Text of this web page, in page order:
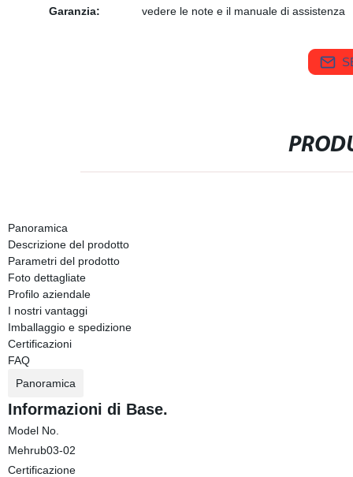
Garanzia:
vedere le note e il manuale di assistenza
Panoramica
Descrizione del prodotto
Parametri del prodotto
Foto dettagliate
Profilo aziendale
I nostri vantaggi
Imballaggio e spedizione
Certificazioni
FAQ
Panoramica
Informazioni di Base.
Model No.
Mehrub03-02
Certificazione